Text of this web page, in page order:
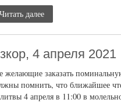
Читать далее
4 апреля 2021
желающие заказать
помнить, что ближайшее
4 апреля в 11:00 в